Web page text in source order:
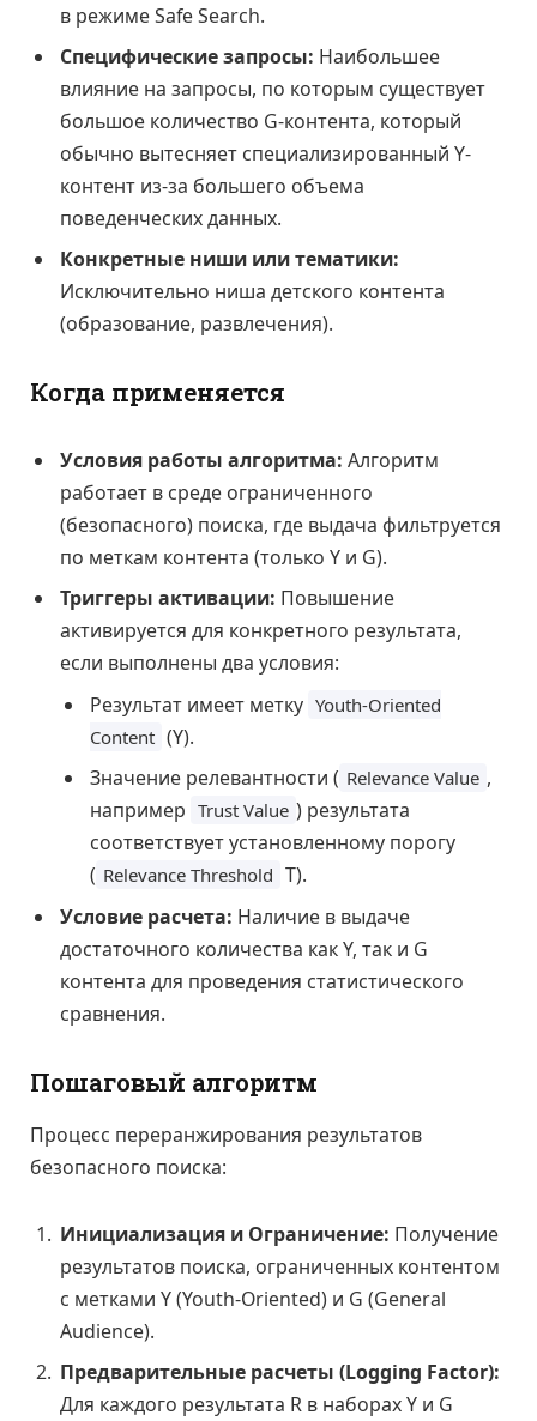
в режиме Safe Search.
Специфические запросы: Наибольшее
влияние на запросы, по которым существует
большое количество G-контента, который
обычно вытесняет специализированный Y-
контент из-за большего объема
поведенческих данных.
Конкретные ниши или тематики:
Исключительно ниша детского контента
(образование, развлечения).
Когда применяется
Условия работы алгоритма: Алгоритм
работает в среде ограниченного
(безопасного) поиска, где выдача фильтруется
по меткам контента (только Y и G).
Триггеры активации: Повышение
активируется для конкретного результата,
если выполнены два условия:
Результат имеет метку Youth-Oriented
Content (Y).
Значение релевантности ( Relevance Value ,
например Trust Value ) результата
соответствует установленному порогу
( Relevance Threshold T).
Условие расчета: Наличие в выдаче
достаточного количества как Y, так и G
контента для проведения статистического
сравнения.
Пошаговый алгоритм
Процесс переранжирования результатов
безопасного поиска:
Инициализация и Ограничение: Получение
результатов поиска, ограниченных контентом
с метками Y (Youth-Oriented) и G (General
Audience).
Предварительные расчеты (Logging Factor):
Для каждого результата R в наборах Y и G